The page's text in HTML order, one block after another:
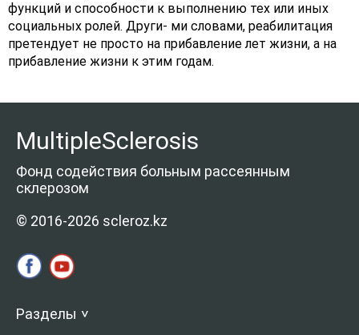
функций и способности к выполнению тех или иных
социальных ролей. Други- ми словами, реабилитация
претендует не просто на прибавление лет жизни, а на
прибавление жизни к этим годам.
MultipleSclerosis
Фонд содействия больным рассеянным
склерозом
© 2016-2026 scleroz.kz
Разделы >